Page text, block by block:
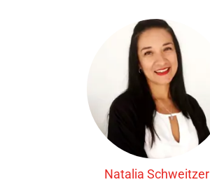
Natalia Schweitzer